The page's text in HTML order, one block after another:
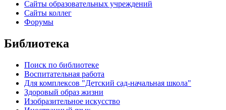
Сайты образовательных учреждений
Сайты коллег
Форумы
Библиотека
Поиск по библиотеке
Воспитательная работа
Для комплексов "Детский сад-начальная школа"
Здоровый образ жизни
Изобразительное искусство